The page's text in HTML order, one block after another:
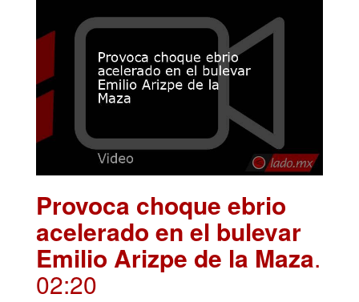
Provoca choque ebrio
acelerado en el bulevar
Emilio Arizpe de la Maza.
02:20